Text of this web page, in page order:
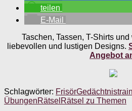
teilen
E-Mail
Taschen, Tassen, T-Shirts
liebevollen und lustigen Designs.
Angebot
Schlagwörter: Frisör
ÜbungenRätsel Rätsel zu Themen